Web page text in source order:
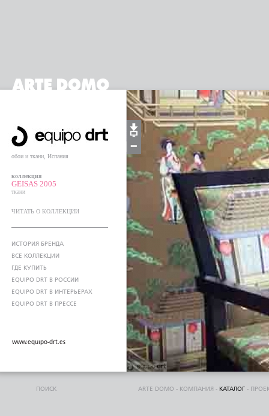
обои и ткани, Испания
коллекция
GEISAS 2005
ткани
ЧИТАТЬ О КОЛЛЕКЦИИ
ИСТОРИЯ БРЕНДА
ВСЕ КОЛЛЕКЦИИ
ГДЕ КУПИТЬ
EQUIPO DRT В РОССИИ
EQUIPO DRT В ИНТЕРЬЕРАХ
EQUIPO DRT В ПРЕССЕ
www.equipo-drt.es
ПОИСК ARTE DOMO - КОМПАНИЯ - КАТАЛОГ -